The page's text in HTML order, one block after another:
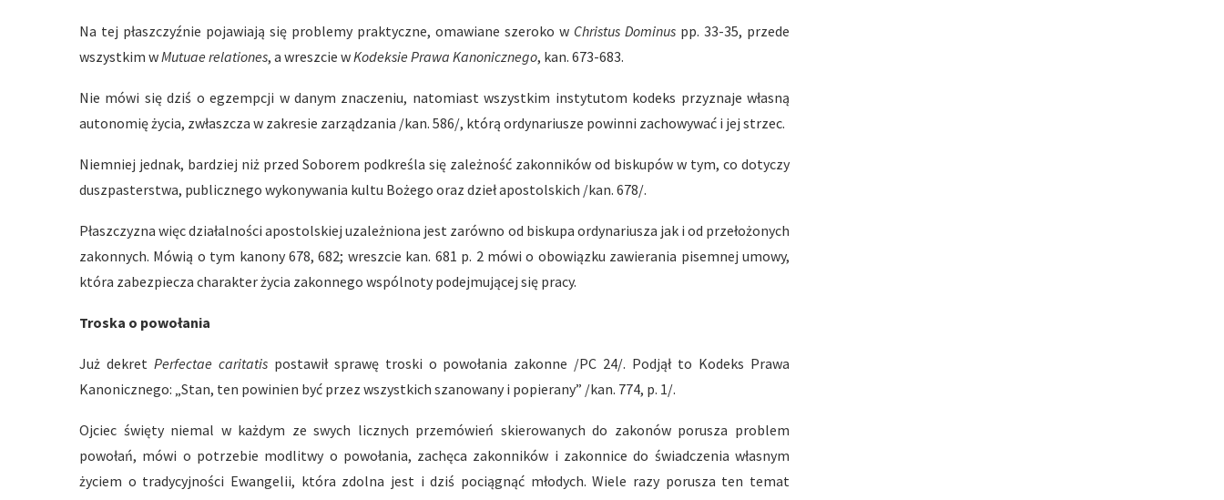
Na tej płaszczyźnie pojawiają się problemy praktyczne, omawiane szeroko w Christus Dominus pp. 33-35, przede
wszystkim wMutuae relationes, a wreszcie wKodeksie Prawa Kanonicznego, kan. 673-683.
Nie mówi się dziś o egzempcji w danym znaczeniu, natomiast wszystkim instytutom kodeks przyznaje własną
autonomię życia, zwłaszcza w zakresie zarządzania /kan. 586/, którą ordynariusze powinni zachowywać i jej strzec.
Niemniej jednak, bardziej niż przed Soborem podkreśla się zależność zakonników od biskupów w tym, co dotyczy
duszpasterstwa, publicznego wykonywania kultu Bożego oraz dzieł apostolskich /kan. 678/.
Płaszczyzna więc działalności apostolskiej uzależniona jest zarówno od biskupa ordynariusza jak i od przełożonych
zakonnych. Mówią o tym kanony 678, 682; wreszcie kan. 681 p. 2 mówi o obowiązku zawierania pisemnej umowy,
która zabezpiecza charakter życia zakonnego wspólnoty podejmującej się pracy.
Troska o powołania
Już dekret Perfectae caritatispostawił sprawę troski o powołania zakonne /PC 24/. Podjął to Kodeks Prawa
Kanonicznego: „Stan, ten powinien być przez wszystkich szanowany i popierany” /kan. 774, p. 1/.
Ojciec święty niemal w każdym ze swych licznych przemówień skierowanych do zakonów porusza problem
powołań, mówi o potrzebie modlitwy o powołania, zachęca zakonników i zakonnice do świadczenia własnym
życiem o tradycyjności Ewangelii, która zdolna jest i dziś pociągnąć młodych. Wiele razy porusza ten temat